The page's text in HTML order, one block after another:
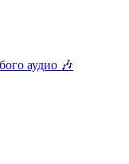
аудио 🎶